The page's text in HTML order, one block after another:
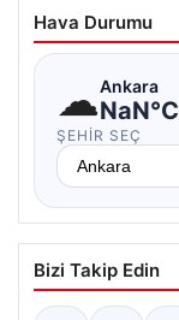
Hava Durumu
☁Ankara
NaN°C
ŞEHIR SEÇ
Bizi Takip Edin